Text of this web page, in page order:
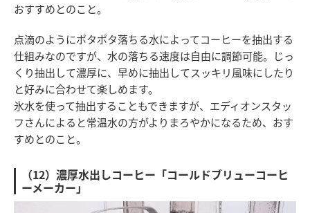
おすすめとのこと。
点滴のようにポタポタ落ちる水によってコーヒーを抽出する
仕組みなのですが、水の落ちる速度は自由に調節可能。じっ
くり抽出して濃厚に、早めに抽出してスッキリ風味にしたり
と好みに合わせて楽しめます。
氷水を使って抽出することもできますが、エディオンスタッ
フさんによると常温水の方がよりまろやかになるため、おす
すめとのこと。
（12）濃厚水出しコーヒー「コールドブリューコーヒ
ーメーカー」